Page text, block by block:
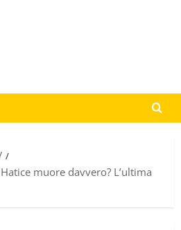
muore davvero? L’ultima